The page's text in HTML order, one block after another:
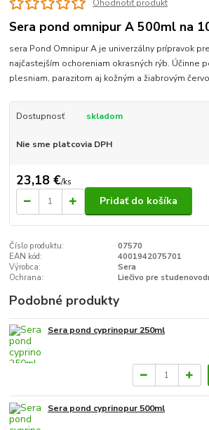
Ohodnotiť produkt
Sera pond omnipur A 500ml na
sera Pond Omnipur A je univerzálny prípravok
najčastejším ochoreniam okrasných rýb. Účinne
plesniam, parazitom aj kožným a žiabrovým
Dostupnosť skladom
Nie sme platcovia DPH
23,18 €/ks
Pridať do košíka
Číslo produktu:
07570
EAN kód:
4001942075701
Výrobca:
Sera
Ochrana:
Liečivo pre
Podobné produkty
Sera pond cyprinopur 250ml
Sera pond cyprinopur 500ml